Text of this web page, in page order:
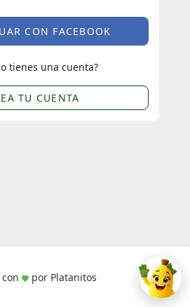
CON FACEBOOK
tienes una cuenta?
TU CUENTA
por Platanitos